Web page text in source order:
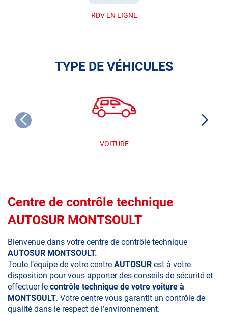
RDV EN LIGNE
TYPE DE VÉHICULES
VOITURE
Centre de contrôle technique
AUTOSUR MONTSOULT
Bienvenue dans votre centre de contrôle technique
AUTOSUR MONTSOULT.
Toute l’équipe de votre centre AUTOSUR est à votre
disposition pour vous apporter des conseils de sécurité et
effectuer le contrôle technique de votre voiture à
MONTSOULT. Votre centre vous garantit un contrôle de
qualité dans le respect de l’environnement.